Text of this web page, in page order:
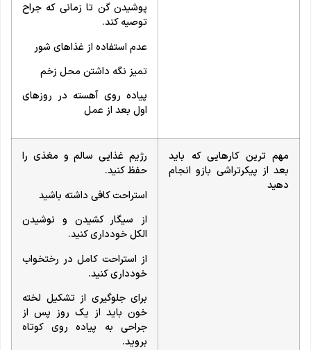
پوشیدن گن تا زمانی که جراح
توصیه کند.
عدم استفاده از غذاهای شور
تمیز نگه داشتن محل زخم
پیاده روی آهسته در روزهای
اول بعد از عمل
مهم ترین کارهایی که باید
بعد از پیکرتراشی بازو انجام
دهید
رژیم غذایی سالم و مغذی را
حفظ کنید.
استراحت کافی داشته باشید
از سیگار کشیدن و نوشیدن
الکل خودداری کنید.
از استراحت کامل در رختخواب
خودداری کنید.
برای جلوگیری از تشکیل لخته
خون باید از یک روز پس از
جراحی به پیاده روی کوتاه
بروید.